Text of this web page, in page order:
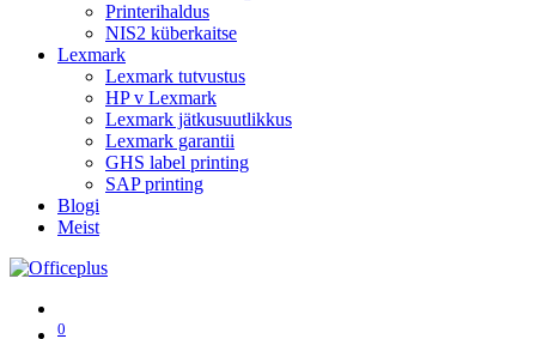
Printerihaldus
NIS2 küberkaitse
Lexmark
Lexmark tutvustus
HP v Lexmark
Lexmark jätkusuutlikkus
Lexmark garantii
GHS label printing
SAP printing
Blogi
Meist
0